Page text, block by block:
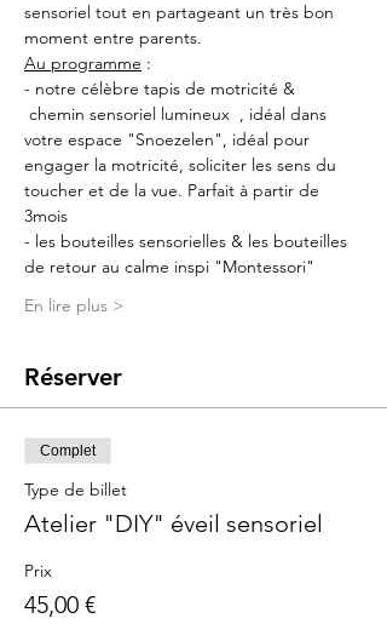
sensoriel tout en partageant un très bon
moment entre parents.
Au programme :
- notre célèbre tapis de motricité &
chemin sensoriel lumineux  , idéal dans
votre espace "Snoezelen", idéal pour
engager la motricité, soliciter les sens du
toucher et de la vue. Parfait à partir de
3mois
- les bouteilles sensorielles & les bouteilles
de retour au calme inspi "Montessori"
En lire plus >
Réserver
Complet
Type de billet
Atelier "DIY" éveil sensoriel
Prix
45,00 €